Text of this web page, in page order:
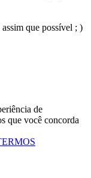
que possível ; )
de
que você concorda